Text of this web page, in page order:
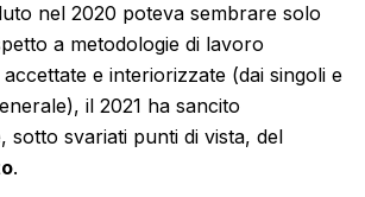
nel 2020 poteva sembrare solo
a metodologie di lavoro
e interiorizzate (dai singoli e
il 2021 ha sancito
sotto svariati punti di vista, del
.